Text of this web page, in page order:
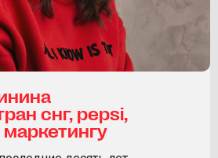
снг, pepsi,